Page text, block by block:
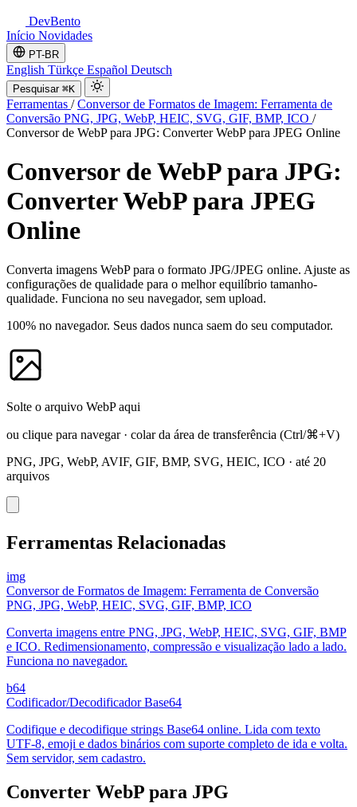
DevBento
Início Novidades
PT-BR
English Türkçe Español Deutsch
Pesquisar ⌘K
Ferramentas / Conversor de Formatos de Imagem: Ferramenta de
Conversão PNG, JPG, WebP, HEIC, SVG, GIF, BMP, ICO /
Conversor de WebP para JPG: Converter WebP para JPEG Online
Conversor de WebP para JPG:
Converter WebP para JPEG
Online
Converta imagens WebP para o formato JPG/JPEG online. Ajuste as
configurações de qualidade para o melhor equilíbrio tamanho-
qualidade. Funciona no seu navegador, sem upload.
100% no navegador. Seus dados nunca saem do seu computador.
Solte o arquivo WebP aqui
ou clique para navegar· colar da área de transferência (Ctrl/⌘+V)
PNG, JPG, WebP, AVIF, GIF, BMP, SVG, HEIC, ICO · até 20
arquivos
Ferramentas Relacionadas
img
Conversor de Formatos de Imagem: Ferramenta de Conversão
PNG, JPG, WebP, HEIC, SVG, GIF, BMP, ICO
Converta imagens entre PNG, JPG, WebP, HEIC, SVG, GIF, BMP
e ICO. Redimensionamento, compressão e visualização lado a lado.
Funciona no navegador.
b64
Codificador/Decodificador Base64
Codifique e decodifique strings Base64 online. Lida com texto
UTF-8, emoji e dados binários com suporte completo de ida e volta.
Sem servidor, sem cadastro.
Converter WebP para JPG